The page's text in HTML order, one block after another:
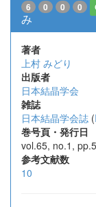
6 0 0 0
み
著者
上村 みどり
出版者
日本結晶学会
雑誌
日本結晶学会誌 (
巻号頁・発行日
vol.65, no.1,
参考文献数
10